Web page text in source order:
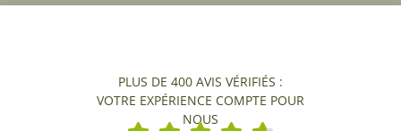
PLUS DE 400 AVIS VÉRIFIÉS :
VOTRE EXPÉRIENCE COMPTE POUR
NOUS